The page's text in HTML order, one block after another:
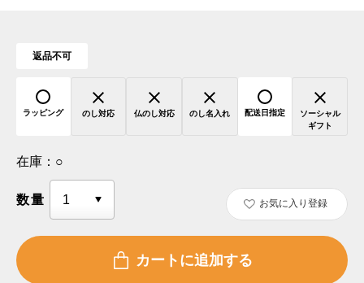
返品不可
ラッピング のし対応 仏のし対応 のし名入れ 配送日指定
ソーシャル
ギフト
在庫： ○
数量 お気に入り登録